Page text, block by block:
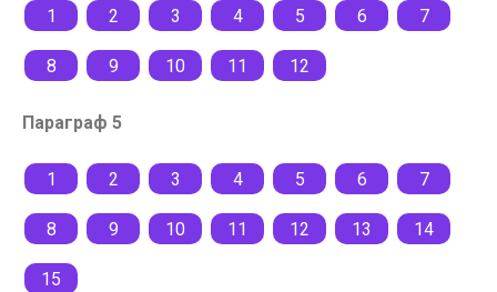
1 2 3 4 5 6 7
8 9 10 11 12
Параграф 5
1 2 3 4 5 6 7
8 9 10 11 12 13 14
15